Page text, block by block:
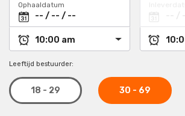
Ophaaldatum
Leeftijd bestuurder:
18 - 29 30 - 69